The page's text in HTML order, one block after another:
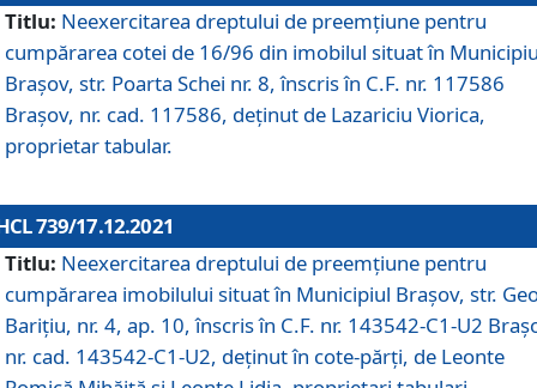
Titlu: Neexercitarea dreptului de preemţiune pentru
cumpărarea cotei de 16/96 din imobilul situat în
Braşov, str. Poarta Schei nr. 8, înscris în C.F. nr. 117586
Brașov, nr. cad. 117586, deținut de Lazariciu Viorica,
proprietar tabular.
739/17.12.2021
Titlu: Neexercitarea dreptului de preemţiune pentru
cumpărarea imobilului situat în Municipiul Braşov, str.
Barițiu, nr. 4, ap. 10, înscris în C.F. nr. 143542-C1-U2
nr. cad. 143542-C1-U2, deținut în cote-părți, de Leonte